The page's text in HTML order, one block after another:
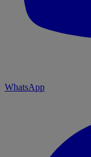
WhatsApp